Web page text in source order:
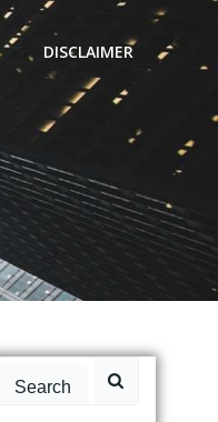
DISCLAIMER